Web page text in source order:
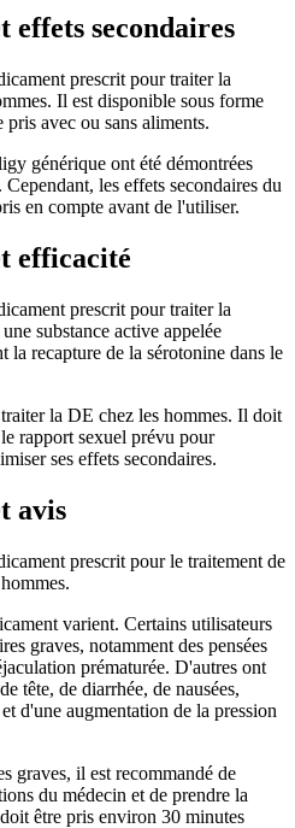
secondaires
prescrit pour traiter la
Il est disponible sous forme
avec ou sans aliments.
générique ont été démontrées
les effets secondaires du
en compte avant de l'utiliser.
efficacité
prescrit pour traiter la
substance active appelée
la recapture de la sérotonine dans le
la DE chez les hommes. Il doit
rapport sexuel prévu pour
ses effets secondaires.
avis
prescrit pour le traitement de
varient. Certains utilisateurs
graves, notamment des pensées
prématurée. D'autres ont
tête, de diarrhée, de nausées,
d'une augmentation de la pression
graves, il est recommandé de
du médecin et de prendre la
être pris environ 30 minutes